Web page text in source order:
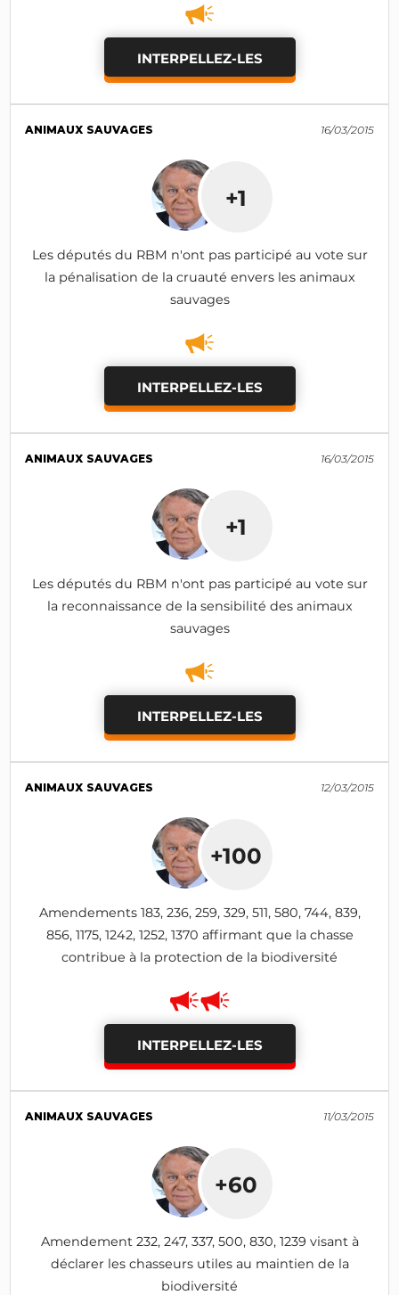
INTERPELLEZ-LES
ANIMAUX SAUVAGES 16/03/2015
+1
Les députés du RBM n'ont pas participé au vote sur
la pénalisation de la cruauté envers les animaux
sauvages
INTERPELLEZ-LES
ANIMAUX SAUVAGES 16/03/2015
+1
Les députés du RBM n'ont pas participé au vote sur
la reconnaissance de la sensibilité des animaux
sauvages
INTERPELLEZ-LES
ANIMAUX SAUVAGES 12/03/2015
+100
Amendements 183, 236, 259, 329, 511, 580, 744, 839,
856, 1175, 1242, 1252, 1370 affirmant que la chasse
contribue à la protection de la biodiversité
INTERPELLEZ-LES
ANIMAUX SAUVAGES 11/03/2015
+60
Amendement 232, 247, 337, 500, 830, 1239 visant à
déclarer les chasseurs utiles au maintien de la
biodiversité